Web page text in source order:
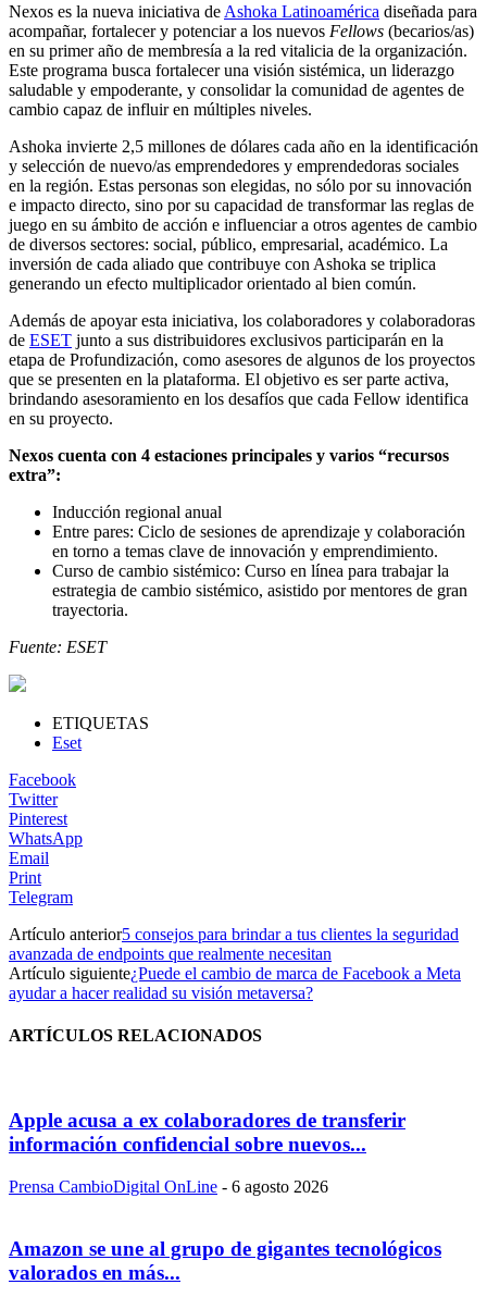
Nexos es la nueva iniciativa de Ashoka Latinoamérica diseñada para
acompañar, fortalecer y potenciar a los nuevos Fellows (becarios/as)
en su primer año de membresía a la red vitalicia de la organización.
Este programa busca fortalecer una visión sistémica, un liderazgo
saludable y empoderante, y consolidar la comunidad de agentes de
cambio capaz de influir en múltiples niveles.
Ashoka invierte 2,5 millones de dólares cada año en la identificación
y selección de nuevo/as emprendedores y emprendedoras sociales
en la región. Estas personas son elegidas, no sólo por su innovación
e impacto directo, sino por su capacidad de transformar las reglas de
juego en su ámbito de acción e influenciar a otros agentes de cambio
de diversos sectores: social, público, empresarial, académico. La
inversión de cada aliado que contribuye con Ashoka se triplica
generando un efecto multiplicador orientado al bien común.
Además de apoyar esta iniciativa, los colaboradores y colaboradoras
de ESET junto a sus distribuidores exclusivos participarán en la
etapa de Profundización, como asesores de algunos de los proyectos
que se presenten en la plataforma. El objetivo es ser parte activa,
brindando asesoramiento en los desafíos que cada Fellow identifica
en su proyecto.
Nexos cuenta con 4 estaciones principales y varios “recursos
extra”:
Inducción regional anual
Entre pares: Ciclo de sesiones de aprendizaje y colaboración
en torno a temas clave de innovación y emprendimiento.
Curso de cambio sistémico: Curso en línea para trabajar la
estrategia de cambio sistémico, asistido por mentores de gran
trayectoria.
Fuente: ESET
ETIQUETAS
Eset
Facebook
Twitter
Pinterest
WhatsApp
Email
Print
Telegram
Artículo anterior5 consejos para brindar a tus clientes la seguridad
avanzada de endpoints que realmente necesitan
Artículo siguiente¿Puede el cambio de marca de Facebook a Meta
ayudar a hacer realidad su visión metaversa?
ARTÍCULOS RELACIONADOS
Apple acusa a ex colaboradores de transferir
información confidencial sobre nuevos...
Prensa CambioDigital OnLine - 6 agosto 2026
Amazon se une al grupo de gigantes tecnológicos
valorados en más...